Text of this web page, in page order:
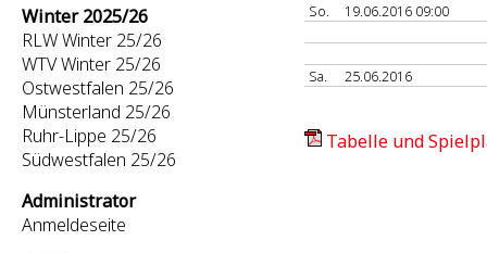
Winter 2025/26
RLW Winter 25/26
WTV Winter 25/26
Ostwestfalen 25/26
Münsterland 25/26
Ruhr-Lippe 25/26
Südwestfalen 25/26
Administrator
Anmeldeseite
So.
19.06.2016 09:00
Sa. 25.06.2016
Tabelle und